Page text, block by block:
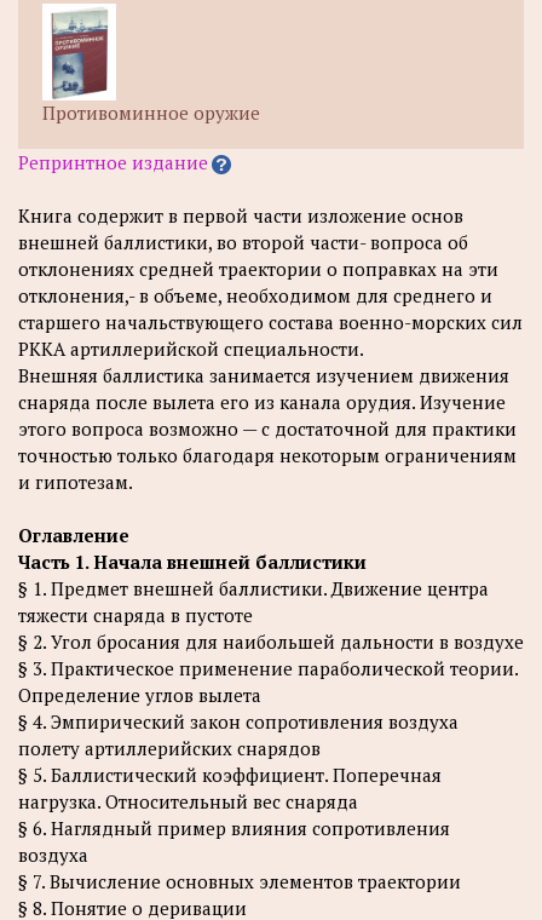
Противоминное оружие
Репринтное издание
Книга содержит в первой части изложение основ
внешней баллистики, во второй части- вопроса об
отклонениях средней траектории о поправках на эти
отклонения,- в объеме, необходимом для среднего и
старшего начальствующего состава военно-морских сил
РККА артиллерийской специальности.
Внешняя баллистика занимается изучением движения
снаряда после вылета его из канала орудия. Изучение
этого вопроса возможно — с достаточной для практики
точностью только благодаря некоторым ограничениям
и гипотезам.
Оглавление
Часть 1. Начала внешней баллистики
§ 1. Предмет внешней баллистики. Движение центра
тяжести снаряда в пустоте
§ 2. Угол бросания для наибольшей дальности в воздухе
§ 3. Практическое применение параболической теории.
Определение углов вылета
§ 4. Эмпирический закон сопротивления воздуха
полету артиллерийских снарядов
§ 5. Баллистический коэффициент. Поперечная
нагрузка. Относительный вес снаряда
§ 6. Наглядный пример влияния сопротивления
воздуха
§ 7. Вычисление основных элементов траектории
§ 8. Понятие о деривации